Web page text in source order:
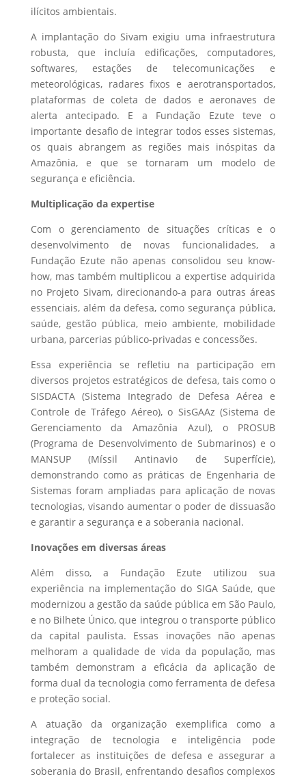
ilícitos ambientais.
A implantação do Sivam exigiu uma infraestrutura
robusta, que incluía edificações, computadores,
softwares, estações de telecomunicações e
meteorológicas, radares fixos e aerotransportados,
plataformas de coleta de dados e aeronaves de
alerta antecipado. E a Fundação Ezute teve o
importante desafio de integrar todos esses sistemas,
os quais abrangem as regiões mais inóspitas da
Amazônia, e que se tornaram um modelo de
segurança e eficiência.
Multiplicação da expertise
Com o gerenciamento de situações críticas e o
desenvolvimento de novas funcionalidades, a
Fundação Ezute não apenas consolidou seu know-
how, mas também multiplicou a expertise adquirida
no Projeto Sivam, direcionando-a para outras áreas
essenciais, além da defesa, como segurança pública,
saúde, gestão pública, meio ambiente, mobilidade
urbana, parcerias público-privadas e concessões.
Essa experiência se refletiu na participação em
diversos projetos estratégicos de defesa, tais como o
SISDACTA (Sistema Integrado de Defesa Aérea e
Controle de Tráfego Aéreo), o SisGAAz (Sistema de
Gerenciamento da Amazônia Azul), o PROSUB
(Programa de Desenvolvimento de Submarinos) e o
MANSUP (Míssil Antinavio de Superfície),
demonstrando como as práticas de Engenharia de
Sistemas foram ampliadas para aplicação de novas
tecnologias, visando aumentar o poder de dissuasão
e garantir a segurança e a soberania nacional.
Inovações em diversas áreas
Além disso, a Fundação Ezute utilizou sua
experiência na implementação do SIGA Saúde, que
modernizou a gestão da saúde pública em São Paulo,
e no Bilhete Único, que integrou o transporte público
da capital paulista. Essas inovações não apenas
melhoram a qualidade de vida da população, mas
também demonstram a eficácia da aplicação de
forma dual da tecnologia como ferramenta de defesa
e proteção social.
A atuação da organização exemplifica como a
integração de tecnologia e inteligência pode
fortalecer as instituições de defesa e assegurar a
soberania do Brasil, enfrentando desafios complexos